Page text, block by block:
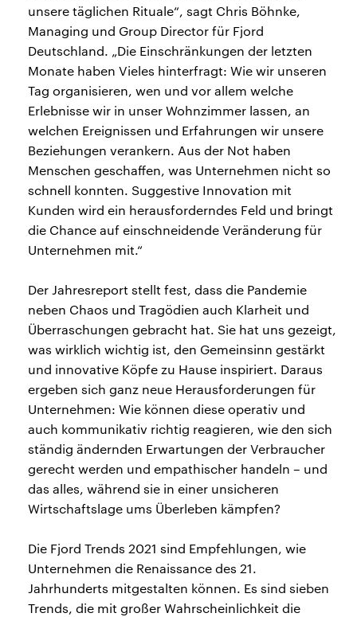
unsere täglichen Rituale“, sagt Chris Böhnke,
Managing und Group Director für Fjord
Deutschland. „Die Einschränkungen der letzten
Monate haben Vieles hinterfragt: Wie wir unseren
Tag organisieren, wen und vor allem welche
Erlebnisse wir in unser Wohnzimmer lassen, an
welchen Ereignissen und Erfahrungen wir unsere
Beziehungen verankern. Aus der Not haben
Menschen geschaffen, was Unternehmen nicht so
schnell konnten. Suggestive Innovation mit
Kunden wird ein herausforderndes Feld und bringt
die Chance auf einschneidende Veränderung für
Unternehmen mit.“
Der Jahresreport stellt fest, dass die Pandemie
neben Chaos und Tragödien auch Klarheit und
Überraschungen gebracht hat. Sie hat uns gezeigt,
was wirklich wichtig ist, den Gemeinsinn gestärkt
und innovative Köpfe zu Hause inspiriert. Daraus
ergeben sich ganz neue Herausforderungen für
Unternehmen: Wie können diese operativ und
auch kommunikativ richtig reagieren, wie den sich
ständig ändernden Erwartungen der Verbraucher
gerecht werden und empathischer handeln – und
das alles, während sie in einer unsicheren
Wirtschaftslage ums Überleben kämpfen?
Die Fjord Trends 2021 sind Empfehlungen, wie
Unternehmen die Renaissance des 21.
Jahrhunderts mitgestalten können. Es sind sieben
Trends, die mit großer Wahrscheinlichkeit die